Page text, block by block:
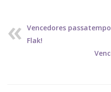
Vencedores
Flak!